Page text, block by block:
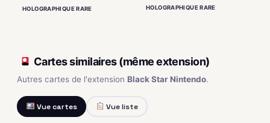
HOLOGRAPHIQUE RARE HOLOGRAPHIQUE RARE
Cartes similaires (même extension)
Autres cartes de l'extension Black Star Nintendo.
Vue cartes Vue liste